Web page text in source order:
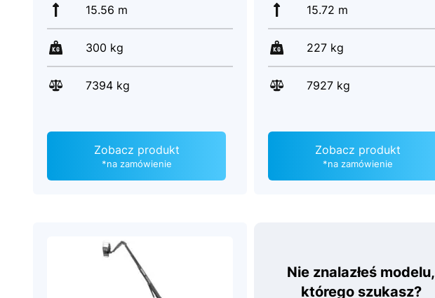
15.56 m
300 kg
7394 kg
Zobacz produkt
*na zamówienie
15.72 m
227 kg
7927 kg
Zobacz produkt
*na zamówienie
Nie znalazłeś modelu,
którego szukasz?